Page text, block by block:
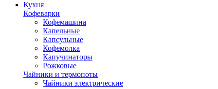
Кухня
Кофеварки
Кофемашина
Капельные
Капсульные
Кофемолка
Капучинаторы
Рожковые
Чайники и термопоты
Чайники электрические